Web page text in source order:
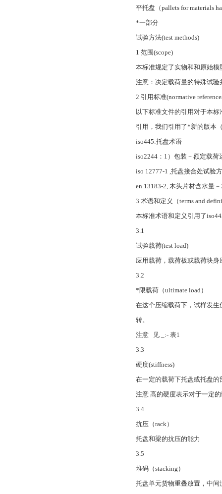
平托盘（pallets for materials
*一部分
试验方法(test methods)
1 范围(scope)
本标准规定了实物和和原始
注意：决定载荷量的特殊试
2 引用标准(normative
以下标准文件的引用对于本
引用，我们引用了*新的版本
iso445:托盘术语
iso2244：1）包装－额定载
iso 12777-1 ,托盘接合处试验
en 13183-2, 木头片材含水量
3 术语和定义（terms and
本标准术语和定义引用了
3.1
试验载荷(test load)
应用载荷，载荷板或载荷块身
3.2
*限载荷（ultimate load）
在这个压缩载荷下，试样发
转。
注意 见 _:- 表1
3.3
硬度(stiffness)
在一定的载荷下托盘或托盘
注意 高的硬度表示对于一定
3.4
抗压（rack）
托盘和梁的抗压的能力
3.5
堆码（stacking）
托盘单元货物重叠放置，中